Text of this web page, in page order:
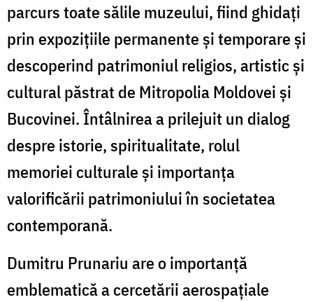
parcurs toate sălile muzeului, fiind ghidați
prin expozițiile permanente și temporare și
descoperind patrimoniul religios, artistic și
cultural păstrat deMitropolia Moldovei și
Bucovinei. Întâlnirea a prilejuit un dialog
despre istorie, spiritualitate, rolul
memoriei culturale și importanța
valorificării patrimoniului în societatea
contemporană.
Dumitru Prunariu are o importanță
emblematică a cercetării aerospațiale